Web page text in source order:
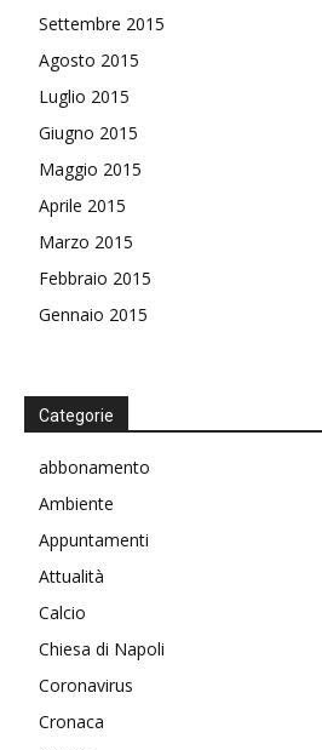
Settembre 2015
Agosto 2015
Luglio 2015
Giugno 2015
Maggio 2015
Aprile 2015
Marzo 2015
Febbraio 2015
Gennaio 2015
Categorie
abbonamento
Ambiente
Appuntamenti
Attualità
Calcio
Chiesa di Napoli
Coronavirus
Cronaca